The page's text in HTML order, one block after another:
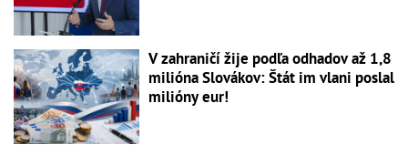
V zahraničí žije podľa odhadov až 1,8
milióna Slovákov: Štát im vlani poslal
milióny eur!